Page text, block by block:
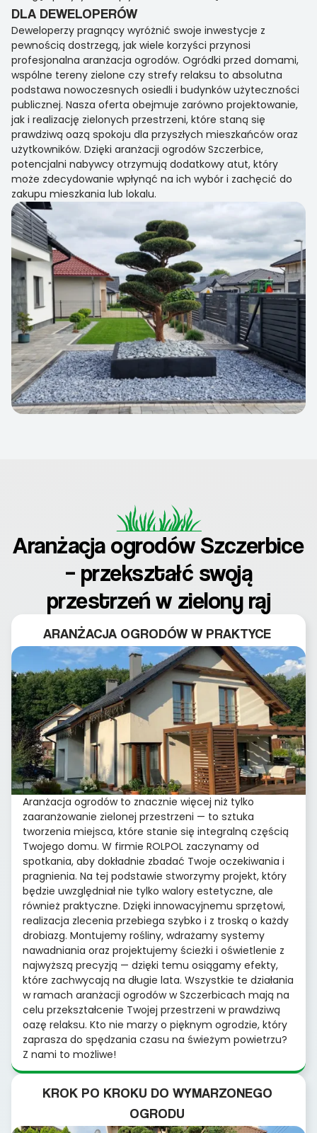
DLA DEWELOPERÓW
Deweloperzy pragnący wyróżnić swoje inwestycje z
pewnością dostrzegą, jak wiele korzyści przynosi
profesjonalna aranżacja ogrodów. Ogródki przed domami,
wspólne tereny zielone czy strefy relaksu to absolutna
podstawa nowoczesnych osiedli i budynków użyteczności
publicznej. Nasza oferta obejmuje zarówno projektowanie,
jak i realizację zielonych przestrzeni, które staną się
prawdziwą oazą spokoju dla przyszłych mieszkańców oraz
użytkowników. Dzięki aranżacji ogrodów Szczerbice,
potencjalni nabywcy otrzymują dodatkowy atut, który
może zdecydowanie wpłynąć na ich wybór i zachęcić do
zakupu mieszkania lub lokalu.
Aranżacja ogrodów Szczerbice
– przekształć swoją
przestrzeń w zielony raj
ARANŻACJA OGRODÓW W PRAKTYCE
Aranżacja ogrodów to znacznie więcej niż tylko
zaaranżowanie zielonej przestrzeni — to sztuka
tworzenia miejsca, które stanie się integralną częścią
Twojego domu. W firmie ROLPOL zaczynamy od
spotkania, aby dokładnie zbadać Twoje oczekiwania i
pragnienia. Na tej podstawie stworzymy projekt, który
będzie uwzględniał nie tylko walory estetyczne, ale
również praktyczne. Dzięki innowacyjnemu sprzętowi,
realizacja zlecenia przebiega szybko i z troską o każdy
drobiazg. Montujemy rośliny, wdrażamy systemy
nawadniania oraz projektujemy ścieżki i oświetlenie z
najwyższą precyzją — dzięki temu osiągamy efekty,
które zachwycają na długie lata. Wszystkie te działania
w ramach aranżacji ogrodów w Szczerbicach mają na
celu przekształcenie Twojej przestrzeni w prawdziwą
oazę relaksu. Kto nie marzy o pięknym ogrodzie, który
zaprasza do spędzania czasu na świeżym powietrzu?
Z nami to możliwe!
KROK PO KROKU DO WYMARZONEGO
OGRODU